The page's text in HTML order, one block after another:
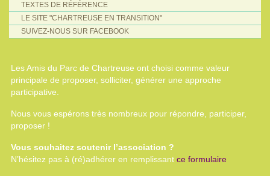
TEXTES DE RÉFÉRENCE
LE SITE "CHARTREUSE EN TRANSITION"
SUIVEZ-NOUS SUR FACEBOOK
Les Amis du Parc de Chartreuse ont choisi comme valeur
principale de proposer, solliciter, générer une approche
participative.
Nous vous espérons très nombreux pour répondre, participer,
proposer !
Vous souhaitez soutenir l’association ?
N’hésitez pas à (ré)adhérer en remplissant ce formulaire